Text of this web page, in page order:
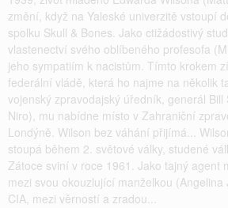
změní, když na Yaleské univerzitě vstoupí
spolku Skull & Bones. Jako ctižádostivý
vlastenectví svého oblíbeného profesofa
jeho sympatiím k nacistům. Tímto krokem
federální vládě, která ho najme na několik
vojenský zpravodajský úředník, generál Bill
Niro), mu nabídne místo v Zahraniční
Londýně. Wilson bez váhání přijímá...
stoupá během 2. světové války, studené
Zátoce sviní v roce 1961. Jako tajný agent
mezi svou okouzlující manželkou (Angelina
CIA, mezi věrností a zradou...